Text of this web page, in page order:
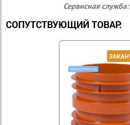
Сервисная
СОПУТСТВУЮЩИЙ ТОВАР: